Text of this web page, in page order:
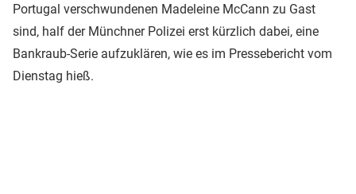
Portugal verschwundenen Madeleine McCann zu Gast
sind, half der Münchner Polizei erst kürzlich dabei, eine
Bankraub-Serie aufzuklären, wie es im Pressebericht vom
Dienstag hieß.